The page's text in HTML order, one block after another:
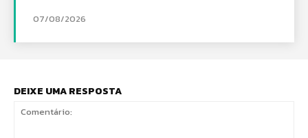
07/08/2026
DEIXE UMA RESPOSTA